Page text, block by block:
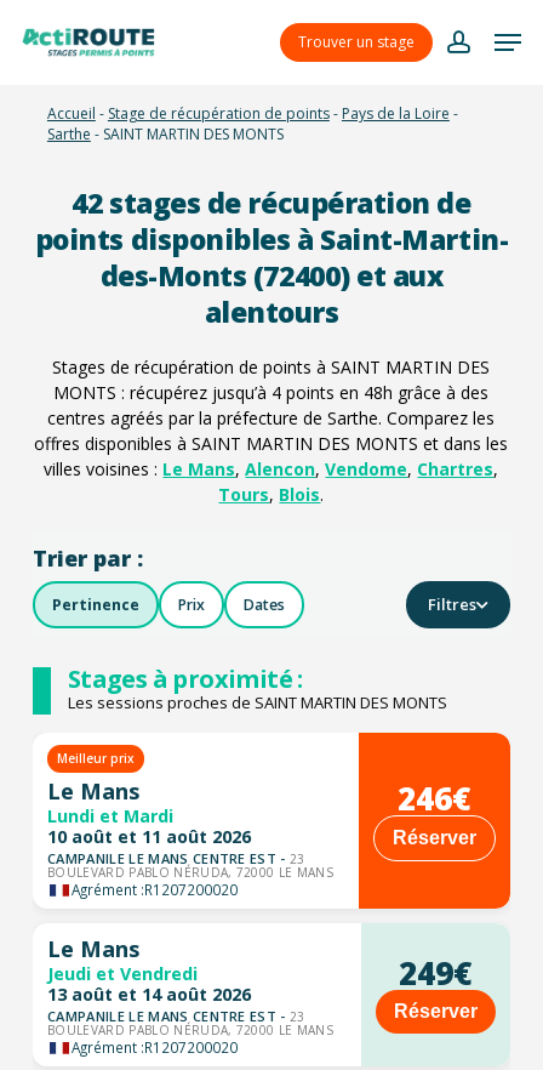
Trouver un stage
account
Accueil - Stage de récupération de points- Pays de la Loire -
Sarthe - SAINT MARTIN DES MONTS
42stages de récupération de
points disponibles à Saint-Martin-
des-Monts (72400) et aux
alentours
Stages de récupération de points à SAINT MARTIN DES
MONTS : récupérez jusqu’à 4 points en 48h grâce à des
centres agréés par la préfecture de Sarthe. Comparez les
offres disponibles à SAINT MARTIN DES MONTS et dans les
villes voisines : Le Mans,Alencon,Vendome, Chartres,
Tours, Blois.
Trier par :
Pertinence Prix Dates Filtres
Stages à proximité :
Les sessions proches de SAINT MARTIN DES MONTS
Meilleur prix
Le Mans
Lundi et Mardi
10 août et 11 août 2026
CAMPANILE LE MANS CENTRE EST -23
BOULEVARD PABLO NÉRUDA, 72000 LE MANS
Agrément :R1207200020
246€
Réserver
Le Mans
Jeudi et Vendredi
13 août et 14 août 2026
CAMPANILE LE MANS CENTRE EST -23
BOULEVARD PABLO NÉRUDA, 72000 LE MANS
Agrément :R1207200020
249€
Réserver